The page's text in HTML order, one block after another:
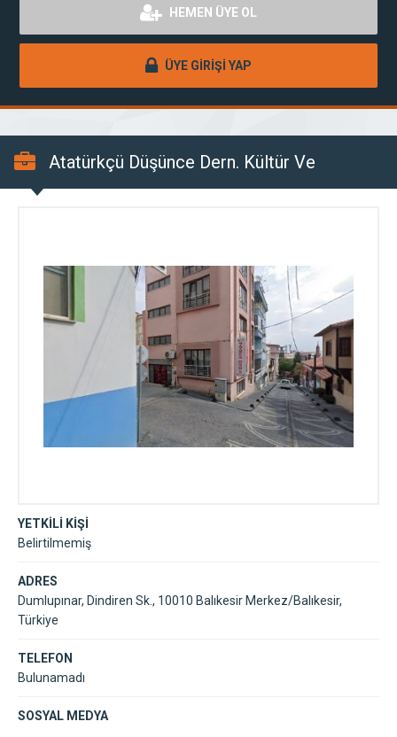
HEMEN ÜYE OL
ÜYE GİRİŞİ YAP
Atatürkçü Düşünce Dern. Kültür Ve
YETKİLİ KİŞİ
Belirtilmemiş
ADRES
Dumlupınar, Dindiren Sk., 10010 Balıkesir Merkez/Balıkesir,
Türkiye
TELEFON
Bulunamadı
SOSYAL MEDYA